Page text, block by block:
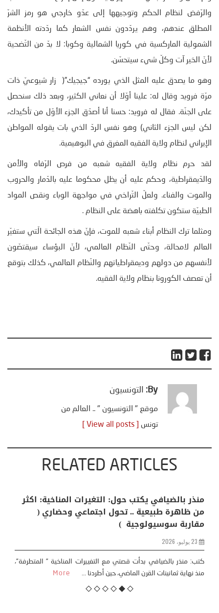
والرّفض لنظام الحكم وتوجيهها إلى عدّو خارجي هو رمز الشرّ
المطلق عندهم، وهم يردّدون نفس الشعار كما ردّدته الأنظمة
الشمولية الماركسية في كوريا الشمالية وكوبا: لا بدّ من التّضحية
لأنّ الخير آت وكلّ شيء سيتحسّن.
وهو ما يصدق عليه المثل الذي يورده “جيجيك”( زار شيوعيّ ذات
مرّة فرويد وقال له: علينا أوّلا أن نعاني الكثير، وبعد ذلك سنحصل
على الجنّة. فقال له فرويد: حسنا أنا أصدّق الجزء الأوّل من تأكيدك،
لكن ليس الجزء الثاني) وهو نفس الردّ الذي بات يقوله المواطن
الإيراني لنظام ولاية الفقيه المغرق في البوهيمية.
لقد حرم نظام ولاية الفقيه شعبه من فرص الرّفاه والأمن
والدّيمقراطية، وحكم عليه أن يظل محكوما عليه بالدّمار والحروب
والموت والفناء. ولعلّ التّراخي في مواجهة الوباء ونقص المواد
الطبيّة ستكون تكلفته باهضة على النظام .
ومثلما ترك النظام أبناء شعبه للموت، فإنّ هذه الجائحة الّتي ستغيّر
العالم لامحالة، وحتّى النّظام العالمي، لأنّ البؤساء سيقتصّون
لأنفسهم من دولهم وديمقراطياتهم والنّظام العالمي، كذلك بتوقع
أن تعصف الكورونا بنظام ولاية الفقيه.
By: التونسيون
موقع " التونسيون " .. العالم من
تونس
RELATED ARTICLES
منذر بالضيافي يكتب حول: التغيرات المناخية: اكثر
من ظاهرة طبيعية .. تحول اجتماعي وحضاري (
مقاربة سوسيولوجية )
23 يوليو، 2026
كتب: منذر بالضيافي بدأت قصتي مع التغييرات المناخية ” المتطرفة”،
منذ نهاية ثمانينات القرن الماضي، حين أطردنا ...
More